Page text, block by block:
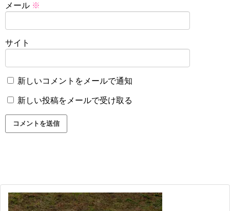
メール ※
サイト
新しいコメントをメールで通知
新しい投稿をメールで受け取る